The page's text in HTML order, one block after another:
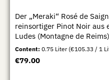
Der „Meraki“ Rosé de
reinsortiger Pinot Noir aus
Ludes (Montagne de
nach der Saignée-
Maischestandzeit die
direkt aus den
Content:0.75 Liter (€105.33 / 1
Regular price:
€79.00